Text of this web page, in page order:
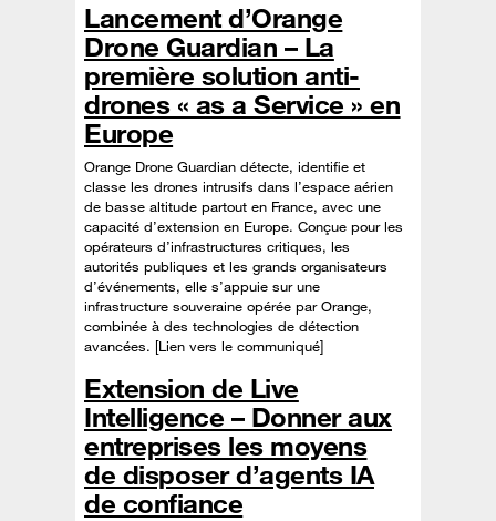
Lancement d’Orange
Drone Guardian – La
première solution anti-
drones « as a Service » en
Europe
Orange Drone Guardian détecte, identifie et
classe les drones intrusifs dans l’espace aérien
de basse altitude partout en France, avec une
capacité d’extension en Europe. Conçue pour les
opérateurs d’infrastructures critiques, les
autorités publiques et les grands organisateurs
d’événements, elle s’appuie sur une
infrastructure souveraine opérée par Orange,
combinée à des technologies de détection
avancées. [Lien vers le communiqué]
Extension de Live
Intelligence – Donner aux
entreprises les moyens
de disposer d’agents IA
de confiance